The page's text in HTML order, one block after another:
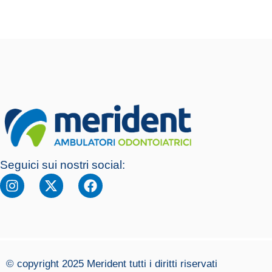
Seguici sui nostri social:
© copyright 2025 Merident tutti i diritti riservati